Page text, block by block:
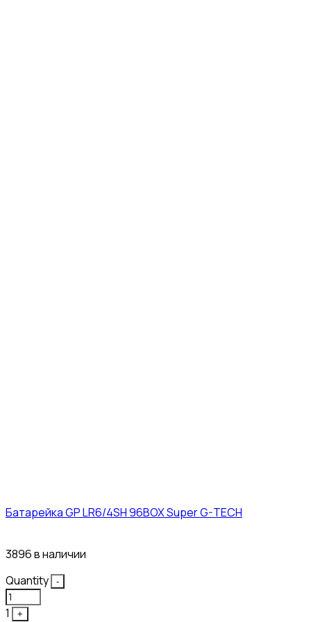
Батарейка GP LR6/4SH 96BOX Super G-TECH
3896 в наличии
Quantity
-
1
+